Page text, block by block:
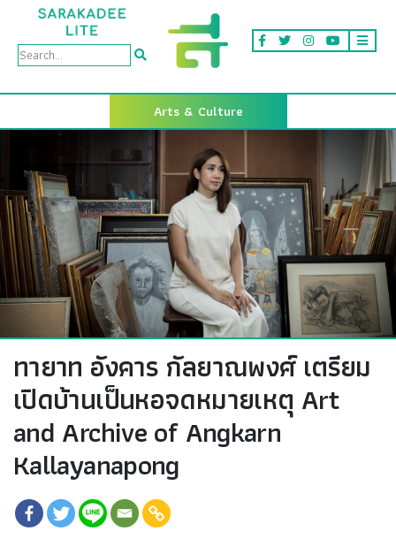
Arts & Culture
ทายาท อังคาร กัลยาณพงศ์ เตรียม
เปิดบ้านเป็นหอจดหมายเหตุ Art
and Archive of Angkarn
Kallayanapong